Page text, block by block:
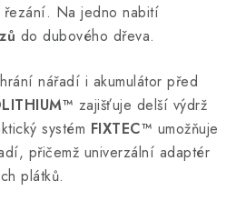
řezání. Na jedno nabití
do dubového dřeva.
nářadí i akumulátor před
zajišťuje delší výdrž
systém FIXTEC™ umožňuje
přičemž univerzální adaptér
plátků.